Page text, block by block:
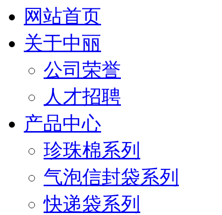
网站首页
关于中丽
公司荣誉
人才招聘
产品中心
珍珠棉系列
气泡信封袋系列
快递袋系列